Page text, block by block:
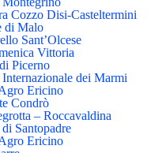
Cozzo Disi-Casteltermini
di Malo
Sant’Olcese
Vittoria
Picerno
dei Marmi
Ericino
Condrò
– Roccavaldina
Santopadre
Ericino